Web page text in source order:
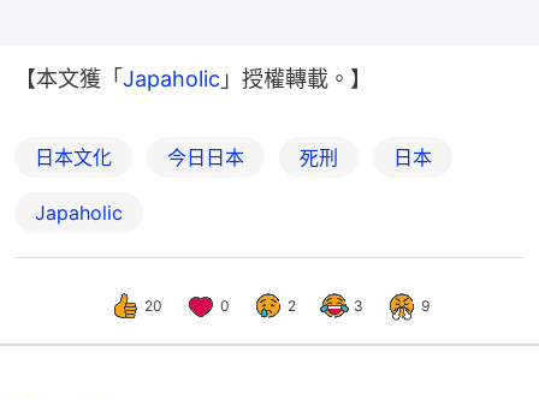
【本文獲「Japaholic 」授權轉載。】
日本文化 今日日本 死刑 日本
Japaholic
20 0 2 3 9